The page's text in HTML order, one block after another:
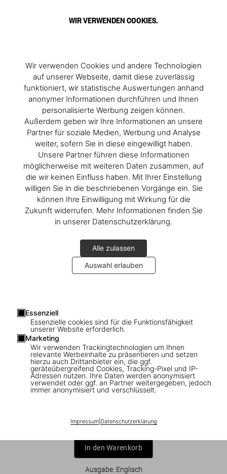
WIR VERWENDEN COOKIES.
Wir verwenden Cookies und andere Technologien
auf unserer Webseite, damit diese zuverlässig
funktioniert, wir statistische Auswertungen anhand
anonymer Informationen durchführen und Ihnen
personalisierte Werbung zeigen können.
Außerdem geben wir Ihre Informationen an unsere
Partner für soziale Medien, Werbung und Analyse
weiter, sofern Sie in diese eingewilligt haben.
Unsere Partner führen diese Informationen
möglicherweise mit weiteren Daten zusammen, auf
die wir keinen Einfluss haben. Mit Ihrer Einstellung
willigen Sie in die beschriebenen Vorgänge ein. Sie
können Ihre Einwilligung mit Wirkung für die
Zukunft widerrufen. Mehr Informationen finden Sie
in unserer Datenschutzerklärung.
Alle zulassen
Auswahl erlauben
Essenziell
Essenzielle cookies sind für die Funktionsfähigkeit
unserer Website erforderlich.
Marketing
Wir verwenden Trackingtechnologien um Ihnen
relevante Werbeinhalte zu präsentieren und setzen
hierzu auch Drittanbieter ein, die ggf.
geräteübergreifend Cookies, Tracking-Pixel und IP-
Adressen nutzen. Ihre Daten werden anonymisiert
verwendet oder ggf. an Partner weitergegeben, jedoch
immer anonymisiert und verschlüsselt.
Impressum| Datenschutzerklärung
Botero
US$ 20
Basic Art Series
In den Warenkorb
Ausgabe: Englisch